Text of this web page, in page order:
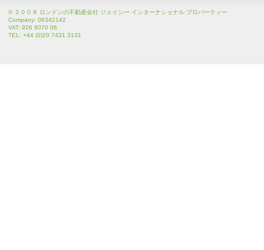
© ２００８ ロンドンの不動産会社 ジェイシー インターナショナル プロパーティー
Company: 06342142
VAT: 926 9070 06
TEL: +44 (0)20 7431 3131